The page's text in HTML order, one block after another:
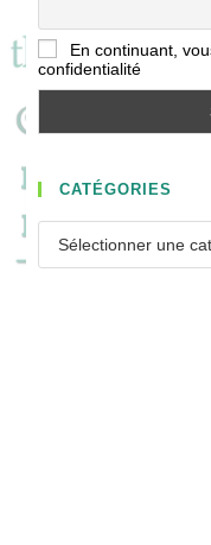
En continuant,
confidentialité
CATÉGORIES